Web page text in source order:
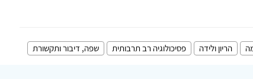
הריון ולידה פסיכולוגיה רב תרבותית שפה, דיבור ותקשורת